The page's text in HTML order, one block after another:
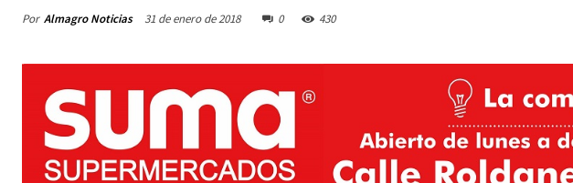
Por Almagro Noticias 31 de enero de 2018 0 430